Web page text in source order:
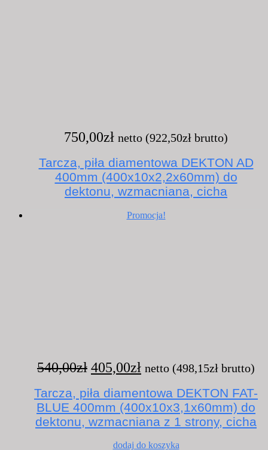
750,00zł netto (922,50zł brutto)
Tarcza, piła diamentowa DEKTON AD
400mm (400x10x2,2x60mm) do
dektonu, wzmacniana, cicha
Promocja!
540,00zł Pierwotna
wynosiła:
540,00zł.
405,00złAktualna
wynosi:
405,00zł.
netto (498,15zł brutto)
Tarcza, piła diamentowa DEKTON FAT-
BLUE 400mm (400x10x3,1x60mm) do
dektonu, wzmacniana z 1 strony, cicha
dodaj do koszyka